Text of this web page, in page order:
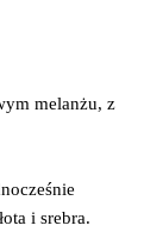
melanżu, z
i srebra.